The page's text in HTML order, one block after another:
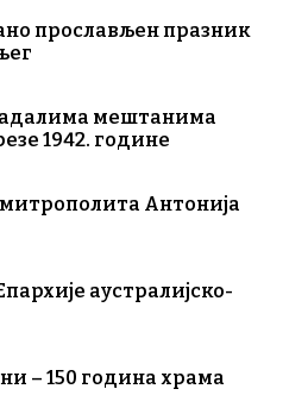
прослављен празник
мештанима
1942. године
Антонија
аустралијско-
– 150 година храма